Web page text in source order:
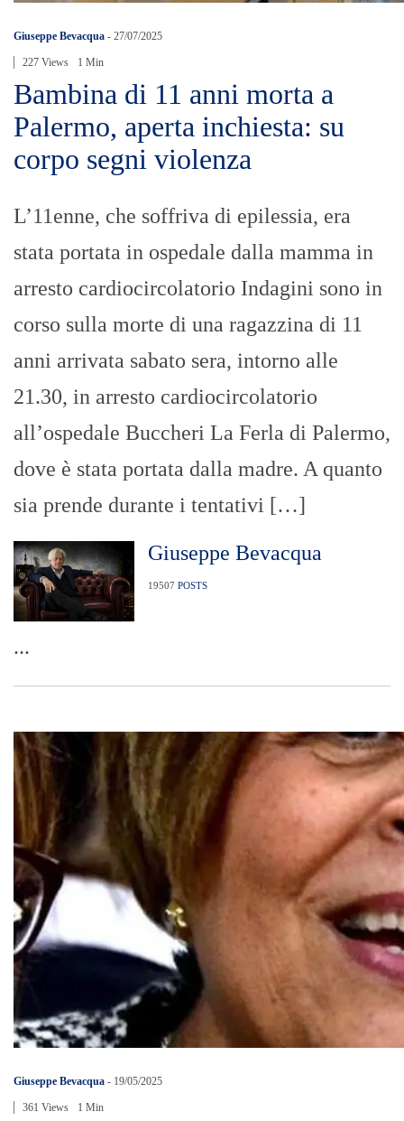
Giuseppe Bevacqua - 27/07/2025
227 Views 1 Min
Bambina di 11 anni morta a
Palermo, aperta inchiesta: su
corpo segni violenza
L’11enne, che soffriva di epilessia, era
stata portata in ospedale dalla mamma in
arresto cardiocircolatorio Indagini sono in
corso sulla morte di una ragazzina di 11
anni arrivata sabato sera, intorno alle
21.30, in arresto cardiocircolatorio
all’ospedale Buccheri La Ferla di Palermo,
dove è stata portata dalla madre. A quanto
sia prende durante i tentativi […]
Giuseppe Bevacqua
19507 POSTS
...
Giuseppe Bevacqua - 19/05/2025
361 Views 1 Min